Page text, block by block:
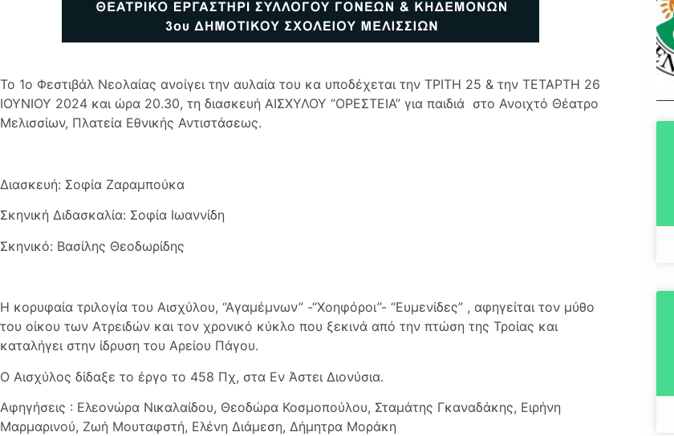
Το 1ο Φεστιβάλ Νεολαίας ανοίγει την αυλαία του κα υποδέχεται την ΤΡΙΤΗ 25 & την ΤΕΤΑΡΤΗ 26
ΙΟΥΝΙΟΥ 2024 και ώρα 20.30, τη διασκευή ΑΙΣΧΥΛΟΥ “ΟΡΕΣΤΕΙΑ” για παιδιά στο Ανοιχτό Θέατρο
Μελισσίων, Πλατεία Εθνικής Αντιστάσεως.
Διασκευή: Σοφία Ζαραμπούκα
Σκηνική Διδασκαλία: Σοφία Ιωαννίδη
Σκηνικό: Βασίλης Θεοδωρίδης
Η κορυφαία τριλογία του Αισχύλου, “Αγαμέμνων” -“Χοηφόροι”- “Ευμενίδες” , αφηγείται τον μύθο
του οίκου των Ατρειδών και τον χρονικό κύκλο που ξεκινά από την πτώση της Τροίας και
καταλήγει στην ίδρυση του Αρείου Πάγου.
Ο Αισχύλος δίδαξε το έργο το 458 Πχ, στα Εν Άστει Διονύσια.
Αφηγήσεις : Ελεονώρα Νικαλαίδου, Θεοδώρα Κοσμοπούλου, Σταμάτης Γκαναδάκης, Ειρήνη
Μαρμαρινού, Ζωή Μουταφστή, Ελένη Διάμεση, Δήμητρα Μοράκη